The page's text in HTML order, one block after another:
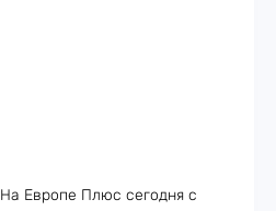
На Европе Плюс сегодня с